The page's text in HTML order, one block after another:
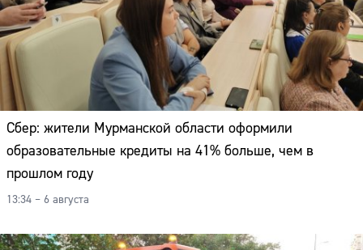
Сбер: жители Мурманской области оформили
образовательные кредиты на 41% больше, чем в
прошлом году
13:34 – 6 августа